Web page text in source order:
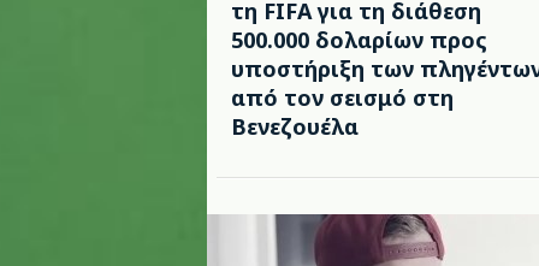
τη FIFA για τη διάθεση
500.000 δολαρίων προς
υποστήριξη των
από τον σεισμό στη
Βενεζουέλα